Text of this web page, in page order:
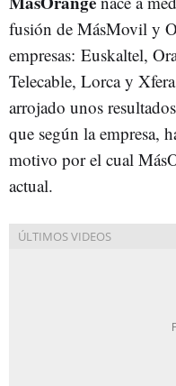
fusión de MásMovil y
empresas: Euskaltel,
Telecable, Lorca y
arrojado unos
que según la empresa,
motivo por el cual
actual.